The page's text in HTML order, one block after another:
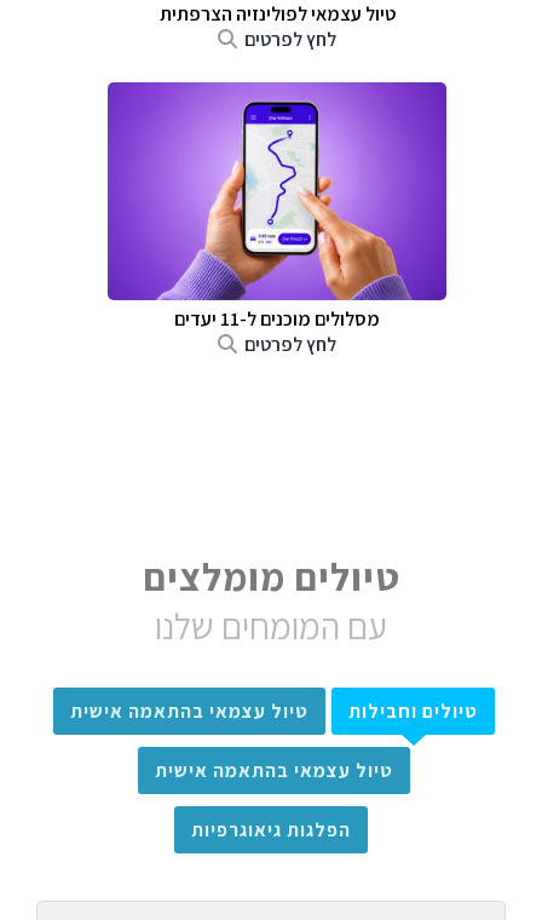
טיול עצמאי לפולינזיה הצרפתית
לחץ לפרטים
מסלולים מוכנים ל-11 יעדים
לחץ לפרטים
טיולים מומלצים
עם המומחים שלנו
טיולים וחבילות טיול עצמאי בהתאמה אישית
טיול עצמאי בהתאמה אישית
הפלגות גיאוגרפיות